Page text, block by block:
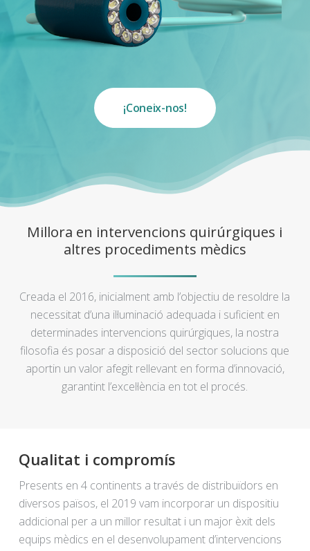
¡Coneix-nos!
Millora en intervencions quirúrgiques i
altres procediments mèdics
Creada el 2016, inicialment amb l’objectiu de resoldre la
necessitat d’una il·luminació adequada i suficient en
determinades intervencions quirúrgiques, la nostra
filosofia és posar a disposició del sector solucions que
aportin un valor afegit rellevant en forma d’innovació,
garantint l’excel·lència en tot el procés.
Qualitat i compromís
Presents en 4 continents a través de distribuïdors en
diversos països, el 2019 vam incorporar un dispositiu
addicional per a un millor resultat i un major èxit dels
equips mèdics en el desenvolupament d’intervencions